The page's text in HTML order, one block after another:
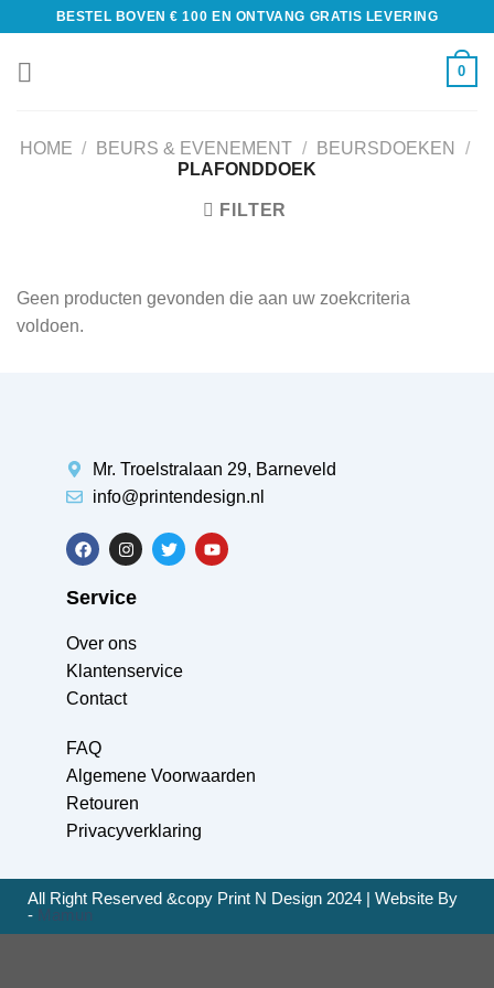
BESTEL BOVEN € 100 EN ONTVANG GRATIS LEVERING
0
HOME / BEURS & EVENEMENT / BEURSDOEKEN
/
PLAFONDDOEK
FILTER
Geen producten gevonden die aan uw zoekcriteria
voldoen.
Mr. Troelstralaan 29, Barneveld
info@printendesign.nl
Service
Over ons
Klantenservice
Contact
FAQ
Algemene Voorwaarden
Retouren
Privacyverklaring
All Right Reserved &copy Print N Design 2024 | Website By
- Mamun